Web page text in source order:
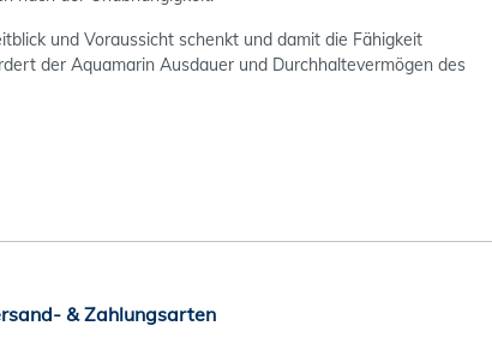
und Voraussicht schenkt und damit die Fähigkeit
der Aquamarin Ausdauer und Durchhaltevermögen des
& Zahlungsarten